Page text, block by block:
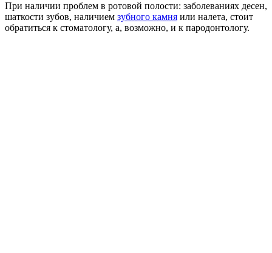
При наличии проблем в ротовой полости: заболеваниях десен,
шаткости зубов, наличием зубного камня или налета, стоит
обратиться к стоматологу, а, возможно, и к пародонтологу.